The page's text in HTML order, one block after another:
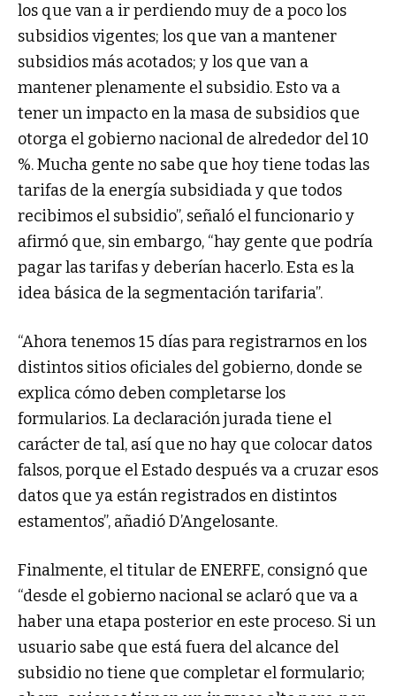
los que van a ir perdiendo muy de a poco los
subsidios vigentes; los que van a mantener
subsidios más acotados; y los que van a
mantener plenamente el subsidio. Esto va a
tener un impacto en la masa de subsidios que
otorga el gobierno nacional de alrededor del 10
%. Mucha gente no sabe que hoy tiene todas las
tarifas de la energía subsidiada y que todos
recibimos el subsidio”, señaló el funcionario y
afirmó que, sin embargo, “hay gente que podría
pagar las tarifas y deberían hacerlo. Esta es la
idea básica de la segmentación tarifaria”.
“Ahora tenemos 15 días para registrarnos en los
distintos sitios oficiales del gobierno, donde se
explica cómo deben completarse los
formularios. La declaración jurada tiene el
carácter de tal, así que no hay que colocar datos
falsos, porque el Estado después va a cruzar esos
datos que ya están registrados en distintos
estamentos”, añadió D’Angelosante.
Finalmente, el titular de ENERFE, consignó que
“desde el gobierno nacional se aclaró que va a
haber una etapa posterior en este proceso. Si un
usuario sabe que está fuera del alcance del
subsidio no tiene que completar el formulario;